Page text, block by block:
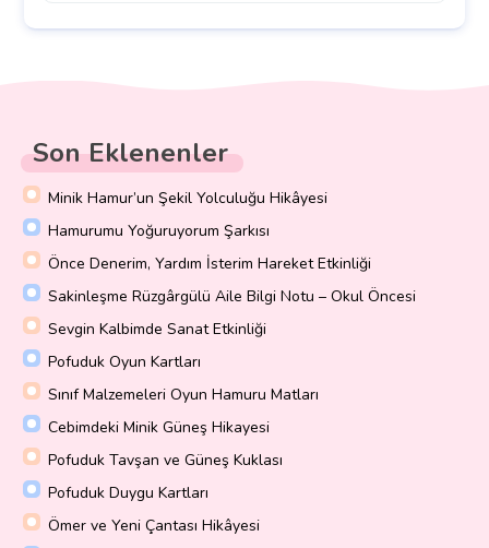
Son Eklenenler
Minik Hamur’un Şekil Yolculuğu Hikâyesi
Hamurumu Yoğuruyorum Şarkısı
Önce Denerim, Yardım İsterim Hareket Etkinliği
Sakinleşme Rüzgârgülü Aile Bilgi Notu – Okul Öncesi
Sevgin Kalbimde Sanat Etkinliği
Pofuduk Oyun Kartları
Sınıf Malzemeleri Oyun Hamuru Matları
Cebimdeki Minik Güneş Hikayesi
Pofuduk Tavşan ve Güneş Kuklası
Pofuduk Duygu Kartları
Ömer ve Yeni Çantası Hikâyesi